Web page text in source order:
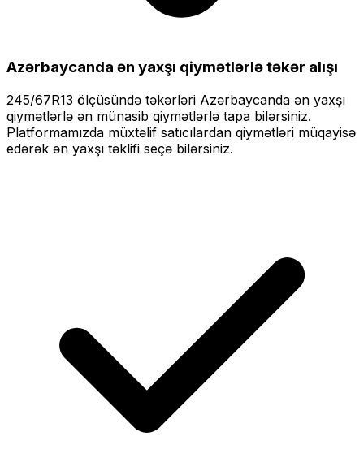
Azərbaycanda ən yaxşı qiymətlərlətəkər alışı
245/67R13 ölçüsündə təkərləri Azərbaycanda ən yaxşı
qiymətlərlə ən münasib qiymətlərlə tapa bilərsiniz.
Platformamızda müxtəlif satıcılardan qiymətləri müqayisə
edərək ən yaxşı təklifi seçə bilərsiniz.